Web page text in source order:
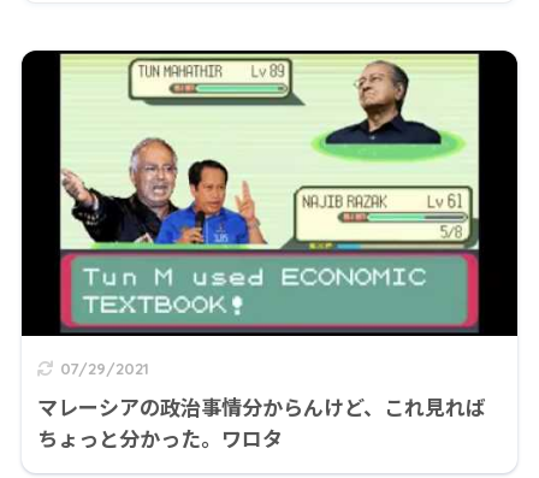
07/29/2021
マレーシアの政治事情分からんけど、これ見れば
ちょっと分かった。ワロタ